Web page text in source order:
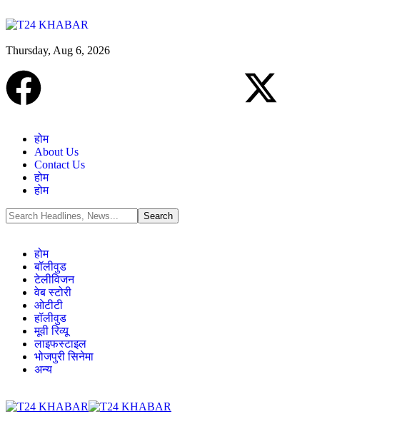
Thursday, Aug 6, 2026
होम
About Us
Contact Us
होम
होम
होम
बॉलीवुड
टेलीविजन
वेब स्टोरी
ओटीटी
हॉलीवुड
मूवी रिव्यू
लाइफस्टाइल
भोजपुरी सिनेमा
अन्य